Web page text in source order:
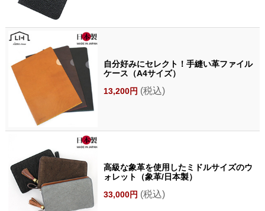
自分好みにセレクト！手縫い革ファイル
ケース（A4サイズ）
13,200円 (税込)
高級な象革を使用したミドルサイズのウ
ォレット（象革/日本製）
33,000円 (税込)